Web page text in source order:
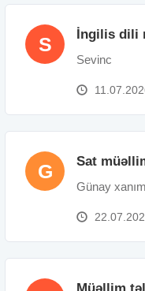
S İngilis dili
Sevinc
G Sat
Günay xanım